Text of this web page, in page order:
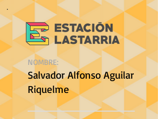
NOMBRE:
Salvador Alfonso Aguilar
Riquelme